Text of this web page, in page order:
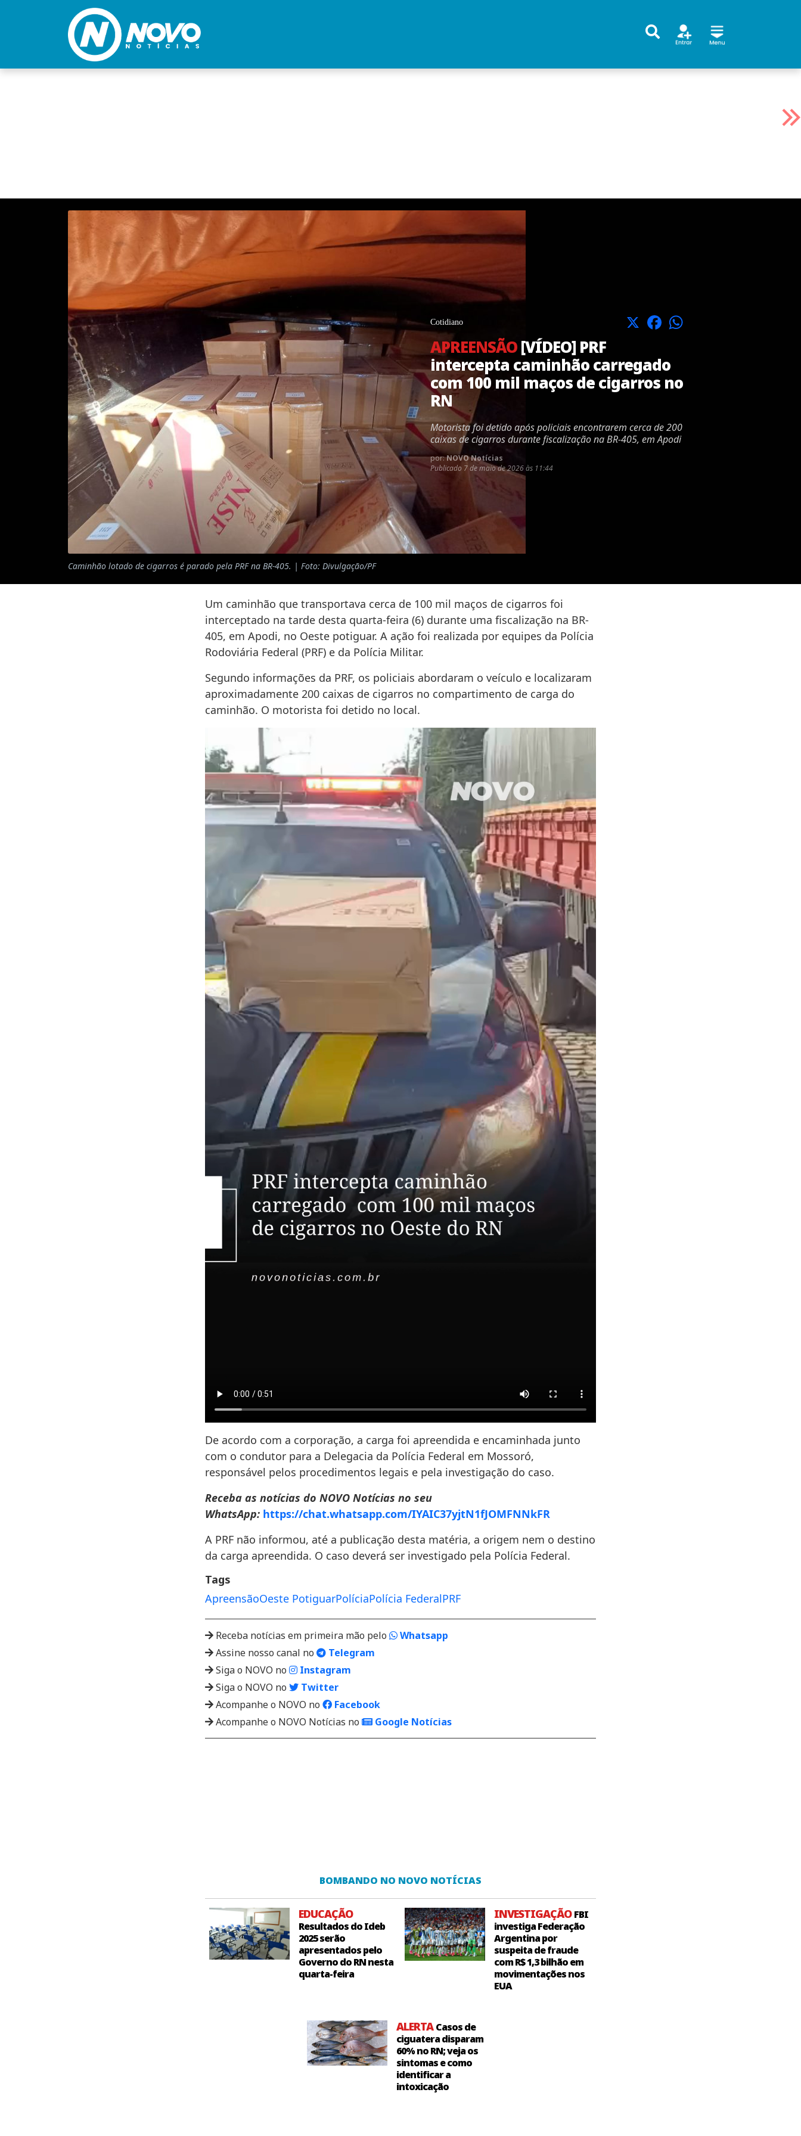
Caminhão lotado de cigarros é parado pela PRF na BR-405. | Foto: Divulgação/PF
Cotidiano X Facebook
APREENSÃO[VÍDEO] PRF
intercepta caminhão carregado
com 100 mil maços de cigarros no
RN
Motorista foi detido após policiais encontrarem cerca de 200
caixas de cigarros durante fiscalização na BR-405, em Apodi
por:NOVO Notícias
Publicado 7 de maio de 2026 às 11:44
Um caminhão que transportava cerca de 100 mil maços de cigarros foi
interceptado na tarde desta quarta-feira (6) durante uma fiscalização na BR-
405, em Apodi, no Oeste potiguar. A ação foi realizada por equipes da Polícia
Rodoviária Federal (PRF) e da Polícia Militar.
Segundo informações da PRF, os policiais abordaram o veículo e localizaram
aproximadamente 200 caixas de cigarros no compartimento de carga do
caminhão. O motorista foi detido no local.
De acordo com a corporação, a carga foi apreendida e encaminhada junto
com o condutor para a Delegacia da Polícia Federal em Mossoró,
responsável pelos procedimentos legais e pela investigação do caso.
Receba as notícias do NOVO Notícias no seu
WhatsApp: https://chat.whatsapp.com/IYAIC37yjtN1fJOMFNNkFR
A PRF não informou, até a publicação desta matéria, a origem nem o destino
da carga apreendida. O caso deverá ser investigado pela Polícia Federal.
Tags
ApreensãoOeste PotiguarPolíciaPolícia FederalPRF
Receba notícias em primeira mão pelo
Whatsapp
Assine nosso canal no
Telegram
Siga o NOVO no
Instagram
Siga o NOVO no
Twitter
Acompanhe o NOVO no
Facebook
Acompanhe o NOVO Notícias no
Google Notícias
BOMBANDO NO NOVO NOTÍCIAS
EDUCAÇÃO
Resultados do Ideb
2025 serão
apresentados pelo
Governo do RN nesta
quarta-feira
INVESTIGAÇÃOFBI
investiga Federação
Argentina por
suspeita de fraude
com R$ 1,3 bilhão em
movimentações nos
EUA
ALERTACasos de
ciguatera disparam
60% no RN; veja os
sintomas e como
identificar a
intoxicação